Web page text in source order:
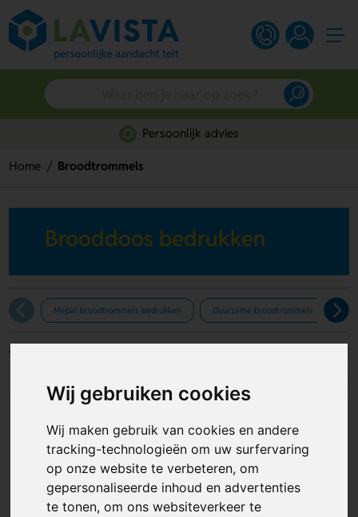
Wij gebruiken cookies
Wij maken gebruik van cookies en andere
tracking-technologieën om uw surfervaring
op onze website te verbeteren, om
gepersonaliseerde inhoud en advertenties
te tonen, om ons websiteverkeer te
Persoonlijk advies
Home Broodtrommels
Brooddoos bedrukken
Mepal broodtrommels bedrukken Duurzame broodtrommels